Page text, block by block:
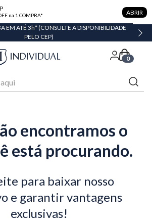
na 1 COMPRA* ABRIR
EM ATÉ 3h* (CONSULTE A DISPONIBILIDADE
PELO CEP)
0
encontramos o
está procurando.
para baixar nosso
e garantir vantagens
exclusivas!